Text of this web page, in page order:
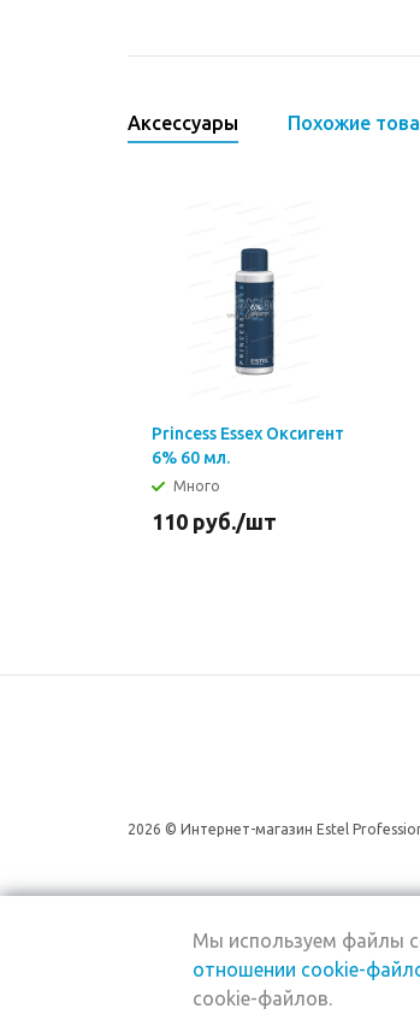
Аксессуары Похожие
Princess Essex Оксигент
6% 60 мл.
Много
110 руб./шт
2026 © Интернет-магазин Estel
Мы используем файлы
отношении cookie-
cookie-файлов.